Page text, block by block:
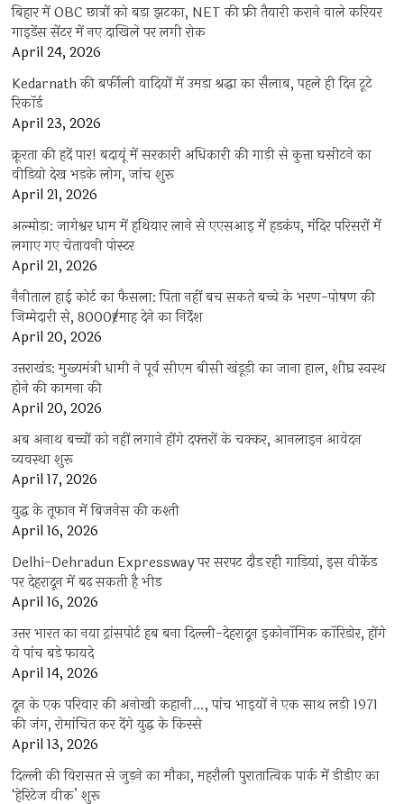
बिहार में OBC छात्रों को बड़ा झटका, NET की फ्री तैयारी कराने वाले करियर
गाइडेंस सेंटर में नए दाखिले पर लगी रोक
April 24, 2026
Kedarnath की बर्फीली वादियों में उमड़ा श्रद्धा का सैलाब, पहले ही दिन टूटे
रिकॉर्ड
April 23, 2026
क्रूरता की हदें पार! बदायूं में सरकारी अधिकारी की गाड़ी से कुत्ता घसीटने का
वीडियो देख भड़के लोग, जांच शुरू
April 21, 2026
अल्मोड़ा: जागेश्वर धाम में हथियार लाने से एएसआइ में हड़कंप, मंदिर परिसरों में
लगाए गए चेतावनी पोस्टर
April 21, 2026
नैनीताल हाई कोर्ट का फैसला: पिता नहीं बच सकते बच्चे के भरण-पोषण की
जिम्मेदारी से, 8000₹/माह देने का निर्देश
April 20, 2026
उत्तराखंड: मुख्यमंत्री धामी ने पूर्व सीएम बीसी खंडूड़ी का जाना हाल, शीघ्र स्वस्थ
होने की कामना की
April 20, 2026
अब अनाथ बच्चों को नहीं लगाने होंगे दफ्तरों के चक्कर, आनलाइन आवेदन
व्यवस्था शुरू
April 17, 2026
युद्ध के तूफान में बिजनेस की कश्ती
April 16, 2026
Delhi-Dehradun Expressway पर सरपट दौड़ रही गाड़ियां, इस वीकेंड
पर देहरादून में बढ़ सकती है भीड़
April 16, 2026
उत्तर भारत का नया ट्रांसपोर्ट हब बना दिल्ली-देहरादून इकोनॉमिक कॉरिडोर, होंगे
ये पांच बड़े फायदे
April 14, 2026
दून के एक परिवार की अनोखी कहानी…, पांच भाइयों ने एक साथ लड़ी 1971
की जंग, रोमांचित कर देंगे युद्ध के किस्से
April 13, 2026
दिल्ली की विरासत से जुड़ने का मौका, महरौली पुरातात्विक पार्क में डीडीए का
‘हेरिटेज वीक’ शुरू